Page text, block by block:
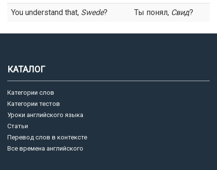
You understand that, Swede? Ты понял, Свид?
КАТАЛОГ
Категории слов
Категории тестов
Уроки английского языка
Статьи
Перевод слов в контексте
Все времена английского